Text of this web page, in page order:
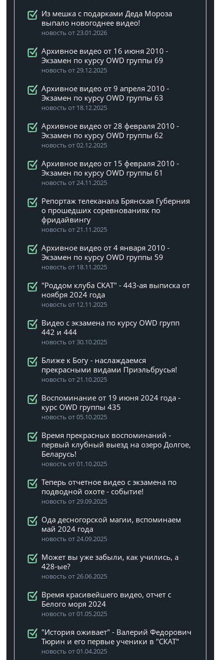
Из мешка с подарками Деда Мороза
выпало новогоднее видео!
новость от 23.01.2026
Архивное видео от 16 июня 2010 -
Экзамен по курсу OWD группы 69
новость от 29.12.2025
Архивное видео от 9 апреля 2010 -
Экзамен по курсу OWD группы 63
новость от 18.12.2025
Архивное видео от 28 февраля 2010 -
Экзамен по курсу OWD группы 62
новость от 02.12.2025
Архивное видео от 15 февраля 2010 -
Экзамен по курсу OWD группы 61
новость от 24.11.2025
Репортаж телеканала Брянская Губерния
о прошедших соревнованиях по
фридайвингу
новость от 21.11.2025
Архивное видео от 4 января 2010 -
Экзамен по курсу OWD группы 59
новость от 18.11.2025
"Роддом клуба СКАТ" - 443-ая выписка от
ноября 2024 года
новость от 12.11.2025
Видео с экзамена по курсу OWD групп
442 и 444
новость от 30.10.2025
Ближе к Богу - наслаждаемся
прекрасными видами Приэльбрусья!
новость от 21.10.2025
Воспоминание от 19 июня 2024 года -
курс OWD группы 435
новость от 05.10.2025
Время прекрасных воспоминаний -
первый клубный выезд на озеро Долгое,
Беларусь!
новость от 01.10.2025
Теперь отчетное видео с экзамена по
подводной охоте - событие!
новость от 29.09.2025
Ода десногорской магии, вспоминаем
май 2024 года
новость от 24.09.2025
Может вы уже забыли, как учились, а
428-ые?
новость от 26.06.2025
Время красивейшего видео, отчет с
Белого моря 2024
новость от 01.05.2025
"История оживает" - Валерий Федорович
Тюрин и его первые ученики в "СКАТ"
новость от 01.04.2025